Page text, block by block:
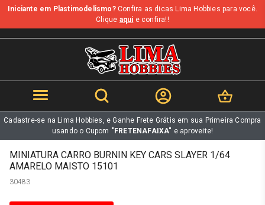
b
Iniciante em Plastimodelismo?Confira as dicas Lima Hobbies para você.
Clique aqui e confira!!
Cadastre-se na Lima Hobbies, e Ganhe Frete Grátis em sua Primeira Compra
usando o Cupom "FRETENAFAIXA" e aproveite!
MINIATURA CARRO BURNIN KEY CARS SLAYER 1/64
AMARELO MAISTO 15101
30483